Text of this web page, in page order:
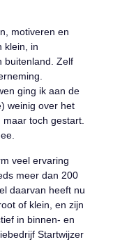
motiveren en
klein, in
buitenland. Zelf
ging ik aan de
weinig over het
maar toch gestart.
veel ervaring
meer dan 200
daarvan heeft nu
of klein, en zijn
in binnen- en
Startwijzer